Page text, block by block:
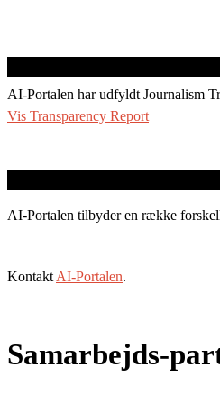
AI-Portalen har udfyldt Journalism
Vis Transparency Report
AI-Portalen tilbyder en række
Kontakt AI-Portalen.
Samarbejds-